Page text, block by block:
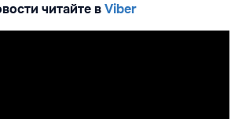
читайте вViber